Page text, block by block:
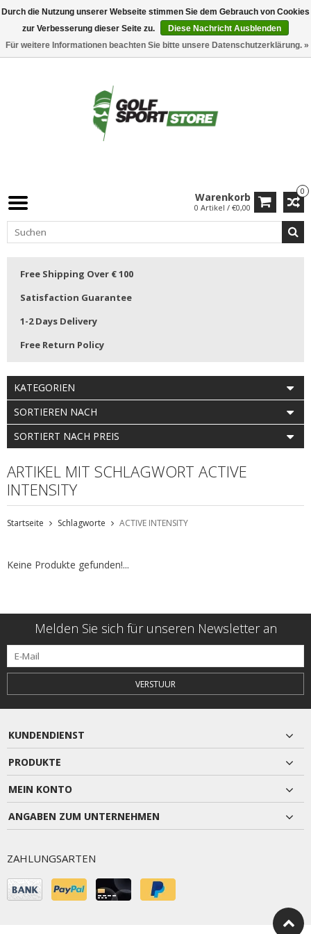
0
Warenkorb
0 Artikel / €0,00
Free Shipping Over € 100
Satisfaction Guarantee
1-2 Days Delivery
Free Return Policy
KATEGORIEN
SORTIEREN NACH
SORTIERT NACH PREIS
ARTIKEL MIT SCHLAGWORT ACTIVE
INTENSITY
Startseite Schlagworte ACTIVE INTENSITY
Keine Produkte gefunden!...
Melden Sie sich für unseren Newsletter an
VERSTUUR
KUNDENDIENST
PRODUKTE
MEIN KONTO
ANGABEN ZUM UNTERNEHMEN
ZAHLUNGSARTEN
Durch die Nutzung unserer Webseite stimmen Sie dem Gebrauch von Cookies
zur Verbesserung dieser Seite zu.
Diese Nachricht Ausblenden
Für weitere Informationen beachten Sie bitte unsere Datenschutzerklärung. »